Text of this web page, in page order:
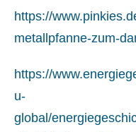
https://
metallpfanne-zum-
https://
u-
global/